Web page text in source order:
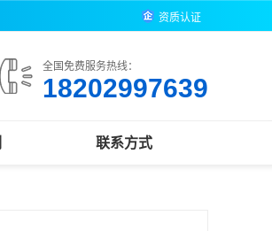
资质认证
全国免费服务热线：
18202997639
联系方式